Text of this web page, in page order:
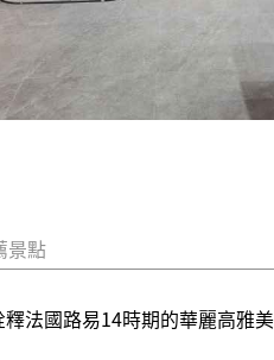
景點
法國路易14時期的華麗高